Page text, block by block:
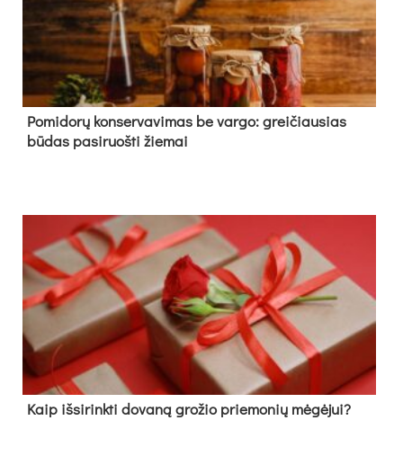
Pomidorų konservavimas be vargo: greičiausias
būdas pasiruošti žiemai
Kaip išsirinkti dovaną grožio priemonių mėgėjui?